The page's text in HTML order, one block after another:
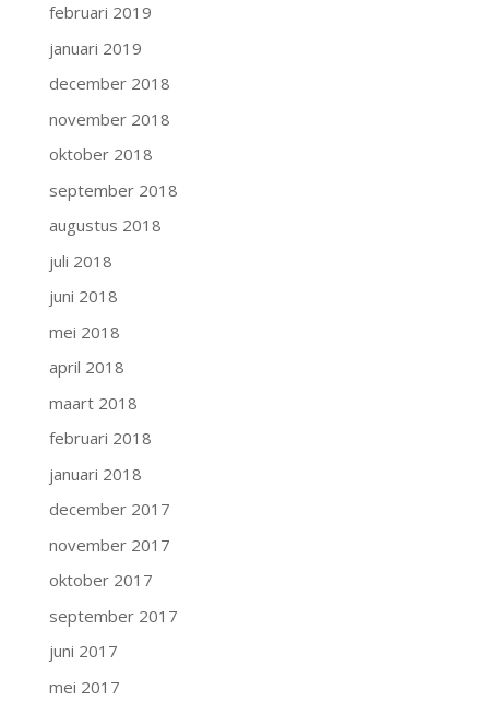
februari 2019
januari 2019
december 2018
november 2018
oktober 2018
september 2018
augustus 2018
juli 2018
juni 2018
mei 2018
april 2018
maart 2018
februari 2018
januari 2018
december 2017
november 2017
oktober 2017
september 2017
juni 2017
mei 2017